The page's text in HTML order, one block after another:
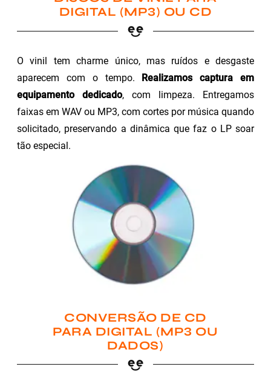
DIGITAL (MP3) OU CD
O vinil tem charme único, mas ruídos e desgaste
aparecem com o tempo.
Realizamos captura em
equipamento dedicado, com limpeza. Entregamos
faixas em WAV ou MP3, com cortes por música quando
solicitado, preservando a dinâmica que faz o LP soar
tão especial.
CONVERSÃO DE CD
PARA DIGITAL (MP3 OU
DADOS)